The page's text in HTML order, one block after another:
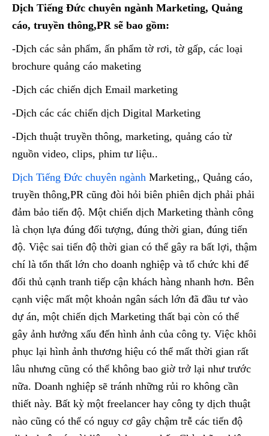
Dịch Tiếng Đức chuyên ngành Marketing, Quảng
cáo, truyền thông,PR sẽ bao gồm:
-Dịch các sản phẩm, ấn phẩm tờ rơi, tờ gấp, các loại
brochure quảng cáo maketing
-Dịch các chiến dịch Email marketing
-Dịch các các chiến dịch Digital Marketing
-Dịch thuật truyền thông, marketing, quảng cáo từ
nguồn video, clips, phim tư liệu..
Dịch Tiếng Đức chuyên ngành Marketing,, Quảng cáo,
truyền thông,PR cũng đòi hỏi biên phiên dịch phải phải
đảm bảo tiến độ. Một chiến dịch Marketing thành công
là chọn lựa đúng đối tượng, đúng thời gian, đúng tiến
độ. Việc sai tiến độ thời gian có thể gây ra bất lợi, thậm
chí là tổn thất lớn cho doanh nghiệp và tổ chức khi để
đối thủ cạnh tranh tiếp cận khách hàng nhanh hơn. Bên
cạnh việc mất một khoản ngân sách lớn đã đầu tư vào
dự án, một chiến dịch Marketing thất bại còn có thể
gây ảnh hưởng xấu đến hình ảnh của công ty. Việc khôi
phục lại hình ảnh thương hiệu có thể mất thời gian rất
lâu nhưng cũng có thể không bao giờ trở lại như trước
nữa. Doanh nghiệp sẽ tránh những rủi ro không cần
thiết này. Bất kỳ một freelancer hay công ty dịch thuật
nào cũng có thể có nguy cơ gây chậm trễ các tiến độ